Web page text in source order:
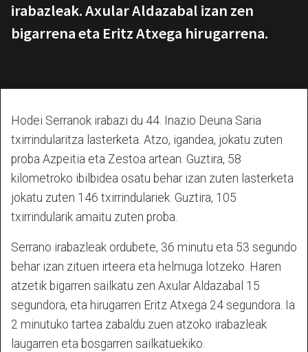
irabazleak. Axular Aldazabal izan zen
bigarrena eta Eritz Atxega hirugarrena.
Hodei Serranok irabazi du 44. Inazio Deuna Saria
txirrindularitza lasterketa. Atzo, igandea, jokatu zuten
proba Azpeitia eta Zestoa artean. Guztira, 58
kilometroko ibilbidea osatu behar izan zuten lasterketa
jokatu zuten 146 txirrindulariek. Guztira, 105
txirrindularik amaitu zuten proba.
Serrano irabazleak ordubete, 36 minutu eta 53 segundo
behar izan zituen irteera eta helmuga lotzeko. Haren
atzetik bigarren sailkatu zen Axular Aldazabal 15
segundora, eta hirugarren Eritz Atxega 24 segundora. Ia
2 minutuko tartea zabaldu zuen atzoko irabazleak
laugarren eta bosgarren sailkatuekiko.